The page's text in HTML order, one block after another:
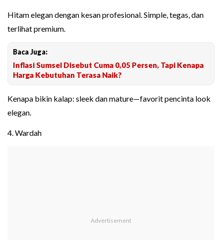
Hitam elegan dengan kesan profesional. Simple, tegas, dan
terlihat premium.
Baca Juga:
Inflasi Sumsel Disebut Cuma 0,05 Persen, Tapi Kenapa
Harga Kebutuhan Terasa Naik?
Kenapa bikin kalap: sleek dan mature—favorit pencinta look
elegan.
4. Wardah